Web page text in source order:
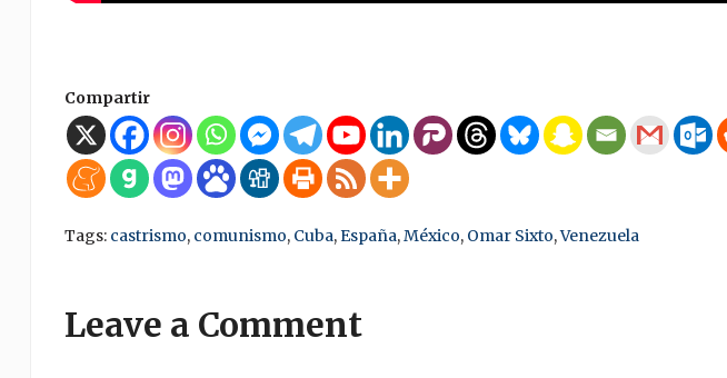
Compartir
Tags: castrismo, comunismo, Cuba,España,México, Omar Sixto,Venezuela
Leave a Comment